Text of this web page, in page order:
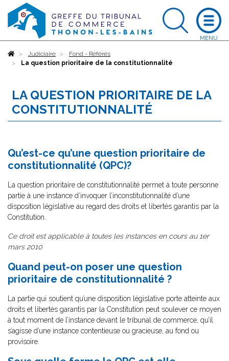
AccueilJudiciaire
Fond - Référés
La question prioritaire de la constitutionnalité
LA QUESTION PRIORITAIRE DE LA
CONSTITUTIONNALITÉ
Qu’est-ce qu’une question prioritaire de
constitutionnalité (QPC)?
La question prioritaire de constitutionnalité permet à toute personne
partie à une instance d’invoquer l’inconstitutionnalité d’une
disposition législative au regard des droits et libertés garantis par la
Constitution.
Ce droit est applicable à toutes les instances en cours au 1er
mars 2010
Quand peut-on poser une question
prioritaire de constitutionnalité ?
La partie qui soutient qu’une disposition législative porte atteinte aux
droits et libertés garantis par la Constitution peut soulever ce moyen
à tout moment de l’instance devant le tribunal de commerce, qu’il
s’agisse d’une instance contentieuse ou gracieuse, au fond ou
provisoire.